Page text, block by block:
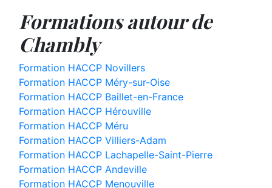
Formations autour de
Chambly
Formation HACCP Novillers
Formation HACCP Méry-sur-Oise
Formation HACCP Baillet-en-France
Formation HACCP Hérouville
Formation HACCP Méru
Formation HACCP Villiers-Adam
Formation HACCP Lachapelle-Saint-Pierre
Formation HACCP Andeville
Formation HACCP Menouville